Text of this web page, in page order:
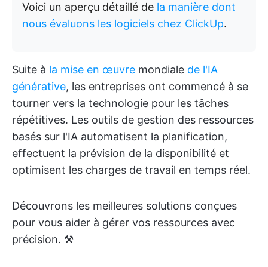
Voici un aperçu détaillé de la manière dont
nous évaluons les logiciels chez ClickUp.
Suite à la mise en œuvre mondiale de l'IA
générative, les entreprises ont commencé à se
tourner vers la technologie pour les tâches
répétitives. Les outils de gestion des ressources
basés sur l'IA automatisent la planification,
effectuent la prévision de la disponibilité et
optimisent les charges de travail en temps réel.
Découvrons les meilleures solutions conçues
pour vous aider à gérer vos ressources avec
précision. ⚒️